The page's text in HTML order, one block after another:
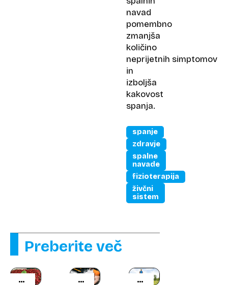
navad
pomembno
zmanjša
količino
neprijetnih simptomov
in
izboljša
kakovost
spanja.
spanje
zdravje
spalne
navade
fizioterapija
živčni
sistem
Preberite več
ZDRAVO
NOVA
ODKRITJE